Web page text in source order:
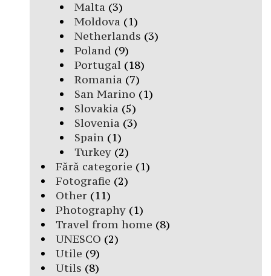
Malta (3)
Moldova (1)
Netherlands (3)
Poland (9)
Portugal(18)
Romania (7)
San Marino (1)
Slovakia (5)
Slovenia (3)
Spain(1)
Turkey(2)
Fără categorie (1)
Fotografie (2)
Other (11)
Photography (1)
Travel from home (8)
UNESCO (2)
Utile (9)
Utils (8)